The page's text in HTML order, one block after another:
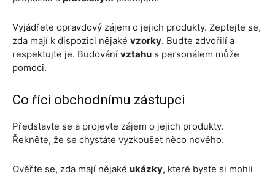
Vyjádřete opravdový zájem o jejich produkty. Zeptejte se,
zda mají k dispozici nějaké vzorky. Buďte zdvořilí a
respektujte je. Budování vztahu s personálem může
pomoci.
Co říci obchodnímu zástupci
Představte se a projevte zájem o jejich produkty.
Řekněte, že se chystáte vyzkoušet něco nového.
Ověřte se, zda mají nějaké ukázky, které byste si mohli